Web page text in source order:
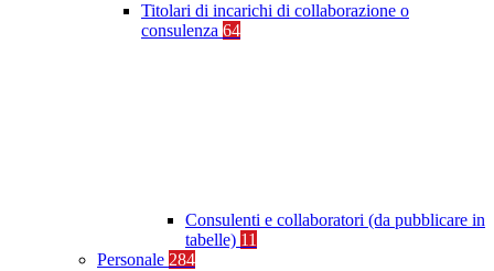
Titolari di incarichi di collaborazione o
consulenza 64
Consulenti e collaboratori (da pubblicare in
tabelle) 11
Personale 284